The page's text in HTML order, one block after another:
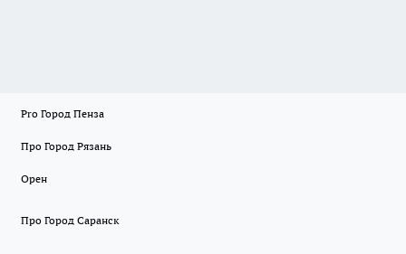
Pro Город Пенза
Про Город Рязань
Орен
Про Город Саранск